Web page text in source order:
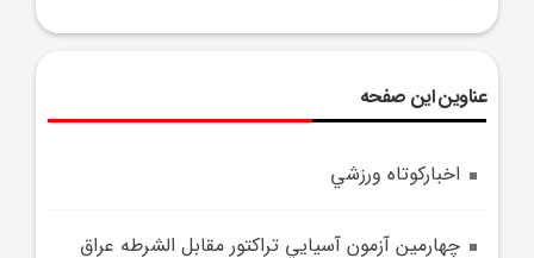
عناوین این صفحه
اخبارکوتاه ورزشي
چهارمين آزمون آسيايي تراکتور مقابل الشرطه عراق